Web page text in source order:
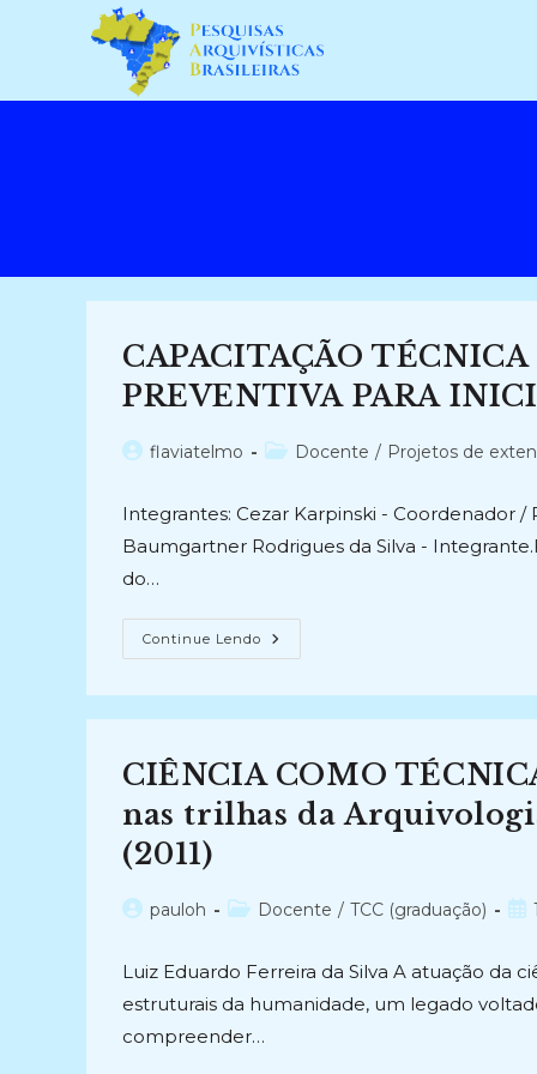
conteúdo
CAPACITAÇÃO
PREVENTIVA PARA
Autorflaviatelmo
Categoria
Docente / Projetos de
Integrantes: Cezar Karpinski - Coordenador /
Baumgartner Rodrigues da Silva -
do…
Continue Lendo CAPACITAÇÃO
TÉCNICA
PARA
2022)
CIÊNCIA COMO
nas trilhas da
(2011)
Autorpauloh
Categoria
Docente / TCC (graduação)
Luiz Eduardo Ferreira da Silva A atuação da
estruturais da humanidade, um legado
compreender…